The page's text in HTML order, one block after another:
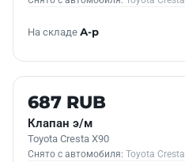
На складе А-р
Б/У В НАЛИЧИИ
687 RUB
Клапан э/м
Toyota Cresta X90
Снято с автомобиля: Toyota Cresta